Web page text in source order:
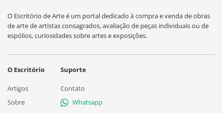
O Escritório de Arte é um portal dedicado à compra e venda de obras
de arte de artistas consagrados, avaliação de peças individuais ou de
espólios, curiosidades sobre artes e exposições.
O Escritório
Artigos
Sobre
Suporte
Contato
Whatsapp